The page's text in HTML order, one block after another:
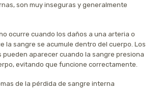
son muy inseguras y generalmente
ocurre cuando los daños a una arteria o
la sangre se acumule dentro del cuerpo. Los
pueden aparecer cuando la sangre presiona
evitando que funcione correctamente.
de la pérdida de sangre interna